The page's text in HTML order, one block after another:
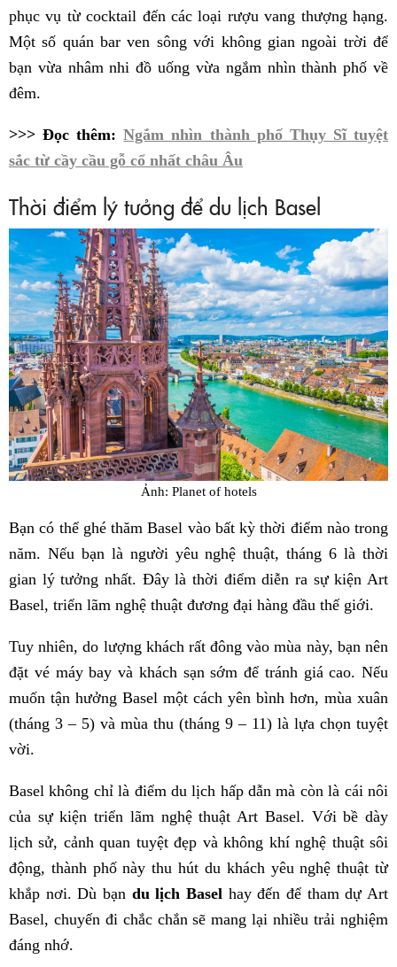
phục vụ từ cocktail đến các loại rượu vang thượng hạng.
Một số quán bar ven sông với không gian ngoài trời để
bạn vừa nhâm nhi đồ uống vừa ngắm nhìn thành phố về
đêm.
>>> Đọc thêm:Ngắm nhìn thành phố Thụy Sĩ tuyệt
sắc từ cầy cầu gỗ cổ nhất châu Âu
Thời điểm lý tưởng để du lịch Basel
Ảnh: Planet of hotels
Bạn có thể ghé thăm Basel vào bất kỳ thời điểm nào trong
năm. Nếu bạn là người yêu nghệ thuật, tháng 6 là thời
gian lý tưởng nhất. Đây là thời điểm diễn ra sự kiện Art
Basel, triển lãm nghệ thuật đương đại hàng đầu thế giới.
Tuy nhiên, do lượng khách rất đông vào mùa này, bạn nên
đặt vé máy bay và khách sạn sớm để tránh giá cao. Nếu
muốn tận hưởng Basel một cách yên bình hơn, mùa xuân
(tháng 3 – 5) và mùa thu (tháng 9 – 11) là lựa chọn tuyệt
vời.
Basel không chỉ là điểm du lịch hấp dẫn mà còn là cái nôi
của sự kiện triển lãm nghệ thuật Art Basel. Với bề dày
lịch sử, cảnh quan tuyệt đẹp và không khí nghệ thuật sôi
động, thành phố này thu hút du khách yêu nghệ thuật từ
khắp nơi. Dù bạn du lịch Basel hay đến để tham dự Art
Basel, chuyến đi chắc chắn sẽ mang lại nhiều trải nghiệm
đáng nhớ.